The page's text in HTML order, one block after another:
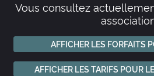
Vous consultez
AFFICHER LES FORFAITS
AFFICHER LES TARIFS POUR